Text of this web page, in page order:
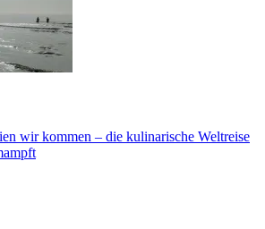
wir kommen – die kulinarische Weltreise